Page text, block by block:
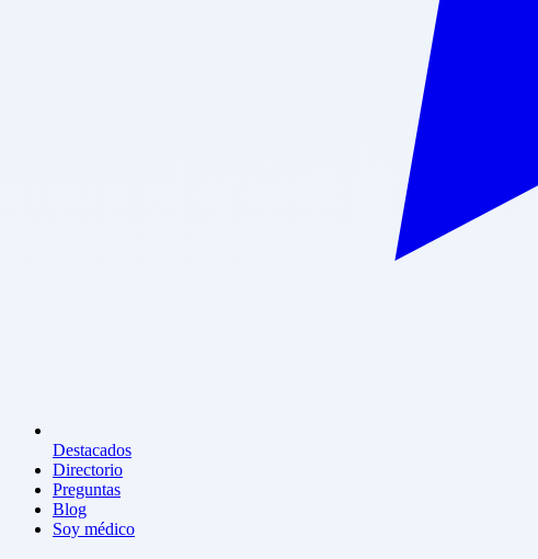
Destacados
Directorio
Preguntas
Blog
Soy médico